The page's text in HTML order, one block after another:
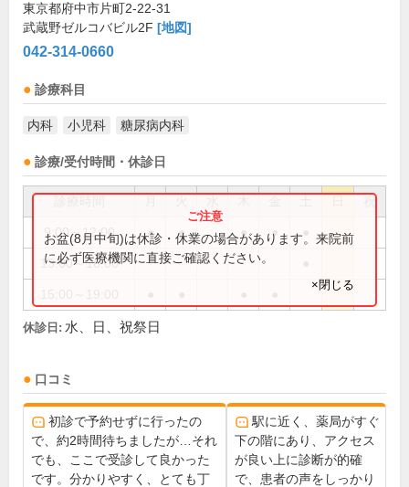
東京都府中市片町2-22-31
武蔵野ゼルコバビル2F [地図]
042-314-0660
診療科目
内科 小児科 糖尿病内科
診療/受付時間・休診日
祝
9:00～12:00 ● ● ● ●
13:00～16:00
お盆(8月中旬)は休診・休業の場合があります。来院前
に必ず医療機関に直接ご確認ください。
×閉じる
休診日: 水、日、祝祭日
口コミ
初診で予約せずに行ったの
で、約2時間待ちましたが…それ
でも、ここで受診して良かった
です。分かりやすく、とても丁
駅に近く、薬局がすぐ
下の階にあり、アクセス
が良い上に診断が的確
で、患者の声をしっかり